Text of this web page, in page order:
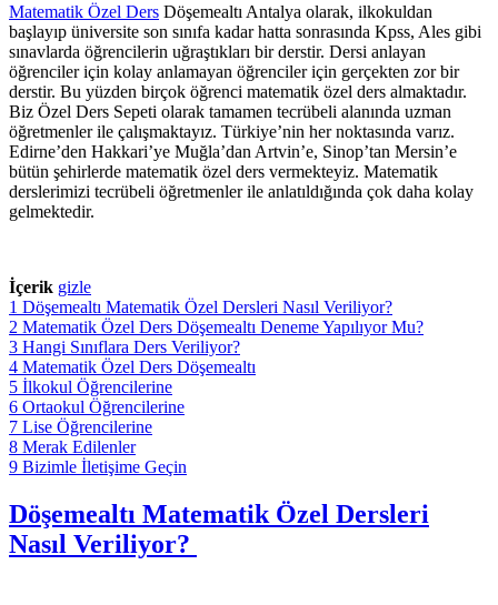
Matematik Özel Ders Döşemealtı Antalya olarak, ilkokuldan
başlayıp üniversite son sınıfa kadar hatta sonrasında Kpss, Ales gibi
sınavlarda öğrencilerin uğraştıkları bir derstir. Dersi anlayan
öğrenciler için kolay anlamayan öğrenciler için gerçekten zor bir
derstir. Bu yüzden birçok öğrenci matematik özel ders almaktadır.
Biz Özel Ders Sepeti olarak tamamen tecrübeli alanında uzman
öğretmenler ile çalışmaktayız. Türkiye’nin her noktasında varız.
Edirne’den Hakkari’ye Muğla’dan Artvin’e, Sinop’tan Mersin’e
bütün şehirlerde matematik özel ders vermekteyiz. Matematik
derslerimizi tecrübeli öğretmenler ile anlatıldığında çok daha kolay
gelmektedir.
İçerik gizle
1 Döşemealtı Matematik Özel Dersleri Nasıl Veriliyor?
2 Matematik Özel Ders Döşemealtı Deneme Yapılıyor Mu?
3 Hangi Sınıflara Ders Veriliyor?
4 Matematik Özel Ders Döşemealtı
5 İlkokul Öğrencilerine
6 Ortaokul Öğrencilerine
7 Lise Öğrencilerine
8 Merak Edilenler
9 Bizimle İletişime Geçin
Döşemealtı Matematik Özel Dersleri
Nasıl Veriliyor?